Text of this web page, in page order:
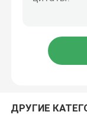
Програмное
ДРУГИЕ